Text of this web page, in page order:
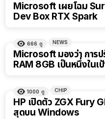
Microsoft เผยโฉม
Dev Box RTX Spark
666 ดู NEWS
Microsoft มองว่า การ
RAM 8GB เป็นหนึ่งในเ
1000 ดู CHIP
HP เปิดตัว ZGX Fury
สุดบน Windows